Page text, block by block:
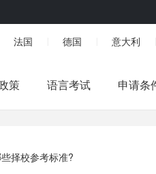
法国 德国 意大利
策 语言考试 申请条
择校参考标准?